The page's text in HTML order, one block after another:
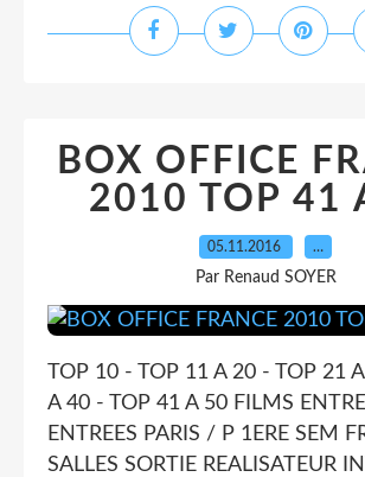
BOX OFFICE
2010 TOP 41
05.11.2016 …
Par Renaud SOYER
TOP 10 - TOP 11 A 20 - TOP 21
A 40 - TOP 41 A 50 FILMS
ENTREES PARIS / P 1ERE SEM
SALLES SORTIE REALISATEUR